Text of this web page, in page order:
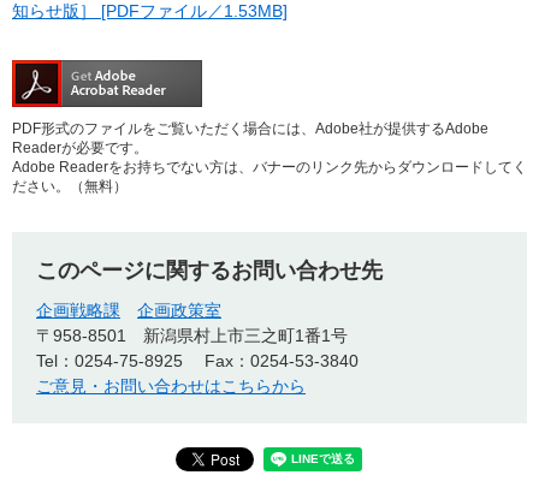
知らせ版］ [PDFファイル／1.53MB]
PDF形式のファイルをご覧いただく場合には、Adobe社が提供するAdobe
Readerが必要です。
Adobe Readerをお持ちでない方は、バナーのリンク先からダウンロードしてく
ださい。（無料）
このページに関するお問い合わせ先
企画戦略課
企画政策室
〒958-8501
新潟県村上市三之町1番1号
Tel：0254-75-8925
Fax：0254-53-3840
ご意見・お問い合わせはこちらから